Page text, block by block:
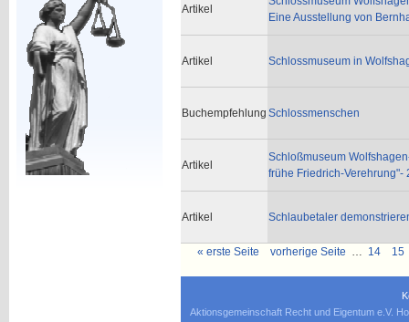
Artikel
Eine Ausstellung von
Artikel Schlossmuseum in
Buchempfehlung Schlossmenschen
Artikel
Schloßmuseum
frühe Friedrich-Verehrung"-
Artikel Schlaubetaler
« erste Seite vorherige Seite … 14 15
Aktionsgemeinschaft Recht und Eigentum e.V.